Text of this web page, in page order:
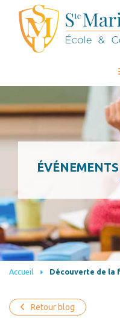
Accueil Découverte de la
Retour blog